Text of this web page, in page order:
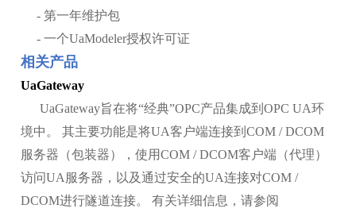
- 第一年维护包
- 一个UaModeler授权许可证
相关产品
UaGateway
UaGateway旨在将“经典”OPC产品集成到OPC UA环
境中。 其主要功能是将UA客户端连接到COM / DCOM
服务器（包装器），使用COM / DCOM客户端（代理）
访问UA服务器，以及通过安全的UA连接对COM /
DCOM进行隧道连接。 有关详细信息，请参阅